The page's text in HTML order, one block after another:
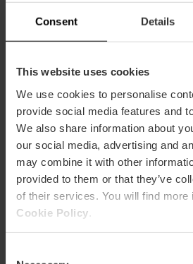
Consent Details
This website uses cookies
We use cookies to personalise
provide social media features and
We also share information about
our social media, advertising and
may combine it with other
provided to them or that they’ve
of their services. You will find more
Cookie Policy
Metro
L3,L5
8, 10, 13, 30, 40, 94, C1,
Calle Cirilo Amorós & Calle de
Valencia, España